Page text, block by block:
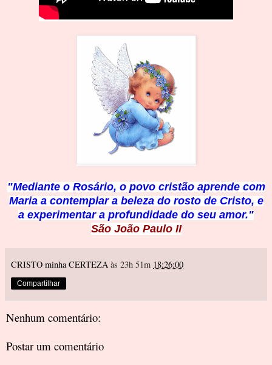
"Mediante o Rosário, o povo cristão aprende com
Maria a contemplar a beleza do rosto de Cristo, e
a experimentar a profundidade do seu amor."
São João Paulo II
CRISTO minha CERTEZA às 23h 51m 18:26:00
Compartilhar
Nenhum comentário:
Postar um comentário